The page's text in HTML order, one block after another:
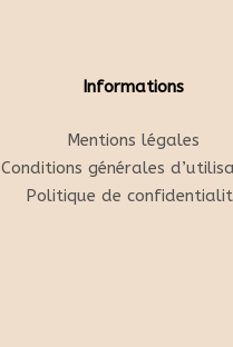
Informations
Mentions légales
Conditions générales
Politique de